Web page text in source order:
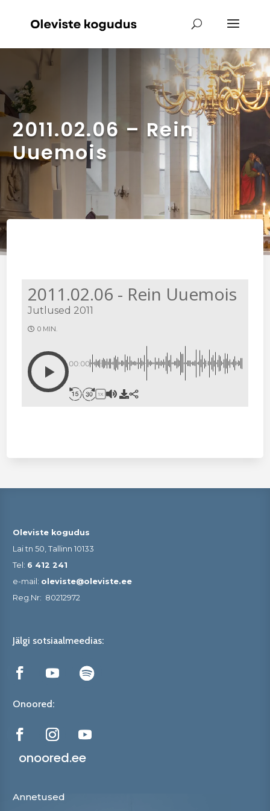
2011.02.06 – Rein
Uuemois
2011.02.06 - Rein Uuemois
Jutlused 2011
0 MIN.
00:00
1X
Oleviste kogudus
Lai tn 50, Tallinn 10133
Tel: 6 412 241
e-mail: oleviste@oleviste.ee
Reg.Nr: 80212972
Jälgi sotsiaalmeedias:
Onoored:
onoored.ee
Annetused